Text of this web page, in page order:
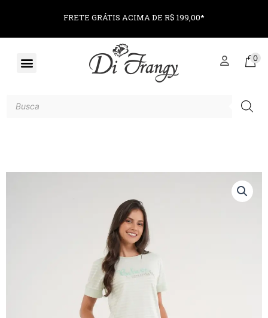
FRETE GRÁTIS ACIMA DE R$ 199,00*
0